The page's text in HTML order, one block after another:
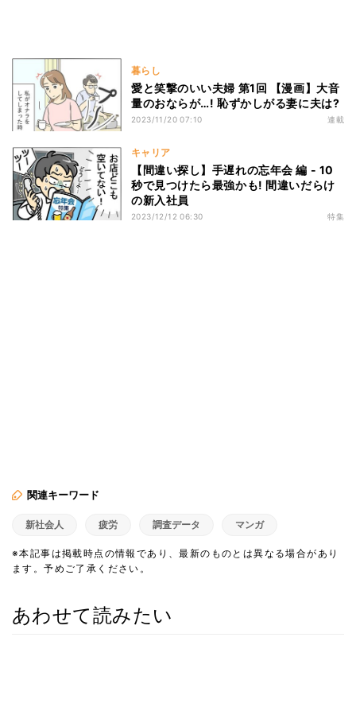
暮らし
愛と笑撃のいい夫婦 第1回 【漫画】大音
量のおならが…! 恥ずかしがる妻に夫は?
2023/11/20 07:10 連載
キャリア
【間違い探し】手遅れの忘年会 編 - 10
秒で見つけたら最強かも! 間違いだらけ
の新入社員
2023/12/12 06:30 特集
関連キーワード
新社会人 疲労 調査データ マンガ
※本記事は掲載時点の情報であり、最新のものとは異なる場合があり
ます。予めご了承ください。
あわせて読みたい